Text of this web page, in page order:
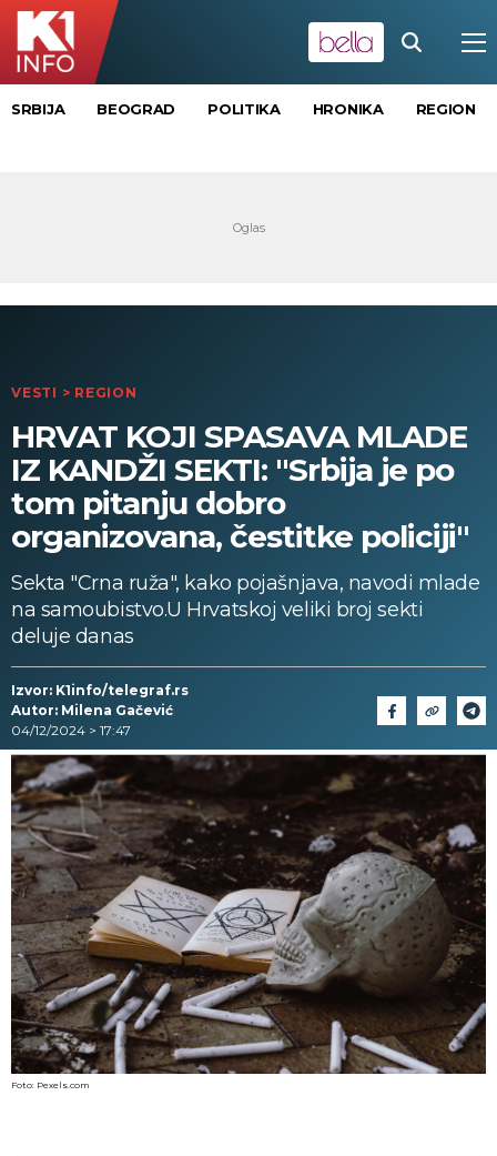
SRBIJA BEOGRAD POLITIKA HRONIKA REGION
VESTI > REGION
HRVAT KOJI SPASAVA MLADE
IZ KANDŽI SEKTI: "Srbija je po
tom pitanju dobro
organizovana, čestitke policiji"
Sekta "Crna ruža", kako pojašnjava, navodi mlade
na samoubistvo.U Hrvatskoj veliki broj sekti
deluje danas
Izvor: K1info/telegraf.rs
Autor: Milena Gačević
04/12/2024 > 17:47
Foto: Pexels.com